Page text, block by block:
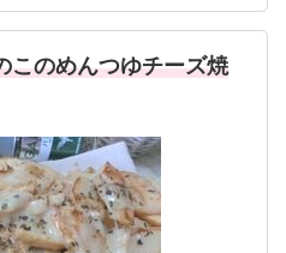
このめんつゆチーズ焼